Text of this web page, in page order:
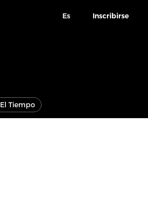
Es Inscribirse
El Tiempo